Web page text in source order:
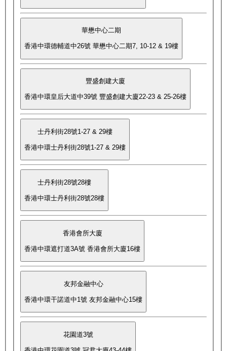
華懋中心二期
香港中環德輔道中26號 華懋中心二期7, 10-12 & 19樓
豐盛創建大廈
香港中環皇后大道中39號 豐盛創建大廈22-23 & 25-26樓
士丹利街28號1-27 & 29樓
香港中環士丹利街28號1-27 & 29樓
士丹利街28號28樓
香港中環士丹利街28號28樓
香港會所大廈
香港中環遮打道3A號 香港會所大廈16樓
友邦金融中心
香港中環干諾道中1號 友邦金融中心15樓
花園道3號